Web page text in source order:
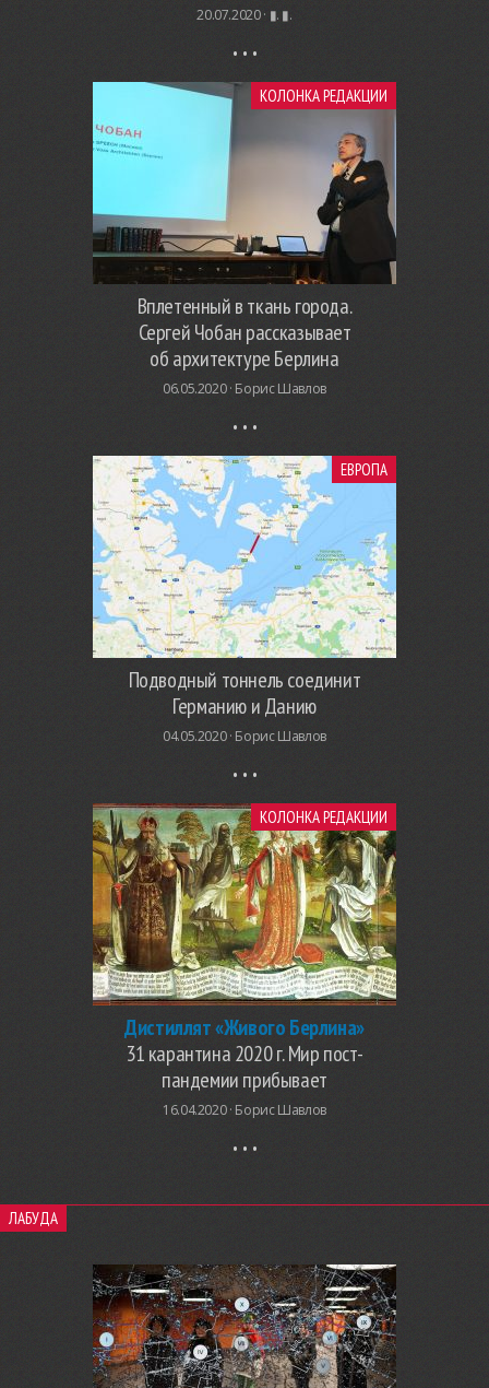
20.07.2020 · ▮. ▮.
КОЛОНКА РЕДАКЦИИ
Вплетенный в ткань города.
Сергей Чобан рассказывает
об архитектуре Берлина
06.05.2020 · Борис Шавлов
ЕВРОПА
Подводный тоннель соединит
Германию и Данию
04.05.2020 · Борис Шавлов
КОЛОНКА РЕДАКЦИИ
Дистиллят «Живого Берлина»
31 карантина 2020 г. Мир пост-
пандемии прибывает
16.04.2020 · Борис Шавлов
ЛАБУДА